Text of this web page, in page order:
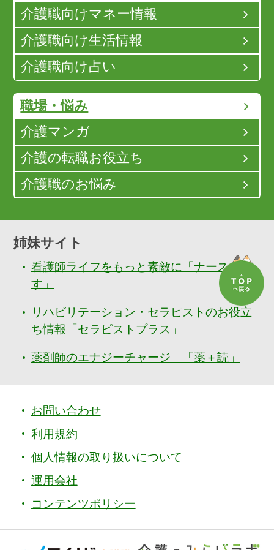
介護職向けマネー情報
介護職向け生活情報
介護職向け占い
職場・悩み
介護マンガ
介護の転職お役立ち
介護職のお悩み
姉妹サイト
看護師ライフをもっと素敵に「ナースぷら
す」
リハビリテーション・セラピストのお役立
ち情報「セラピストプラス」
薬剤師のエナジーチャージ 「薬＋読」
お問い合わせ
利用規約
個人情報の取り扱いについて
運用会社
コンテンツポリシー